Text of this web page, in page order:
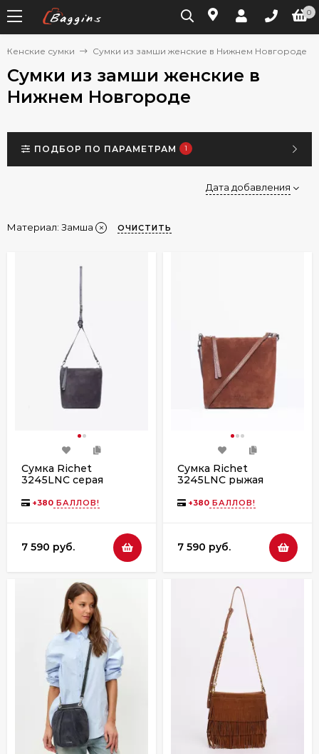
0
Женские сумки Сумки из замши женские в Нижнем Новгороде
Сумки из замши женские в
Нижнем Новгороде
ПОДБОР ПО ПАРАМЕТРАМ 1
Дата добавления
Материал: Замша ОЧИСТИТЬ
Сумка Richet
3245LNC серая
+380 БАЛЛОВ!
7 590 руб.
Сумка Richet
3245LNC рыжая
+380 БАЛЛОВ!
7 590 руб.